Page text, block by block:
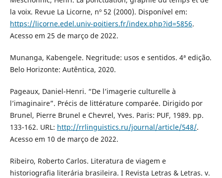
la voix. Revue La Licorne, nº 52 (2000). Disponível em:
https://licorne.edel.univ-poitiers.fr/index.php?id=5856.
Acesso em 25 de março de 2022.
Munanga, Kabengele. Negritude: usos e sentidos. 4ª edição.
Belo Horizonte: Autêntica, 2020.
Pageaux, Daniel-Henri. “De l’imagerie culturelle à
l’imaginaire”. Précis de littérature comparée. Dirigido por
Brunel, Pierre Brunel e Chevrel, Yves. Paris: PUF, 1989. pp.
133-162. URL: http://rrlinguistics.ru/journal/article/548/.
Acesso em 10 de março de 2022.
Ribeiro, Roberto Carlos. Literatura de viagem e
historiografia literária brasileira. I Revista Letras & Letras. v.